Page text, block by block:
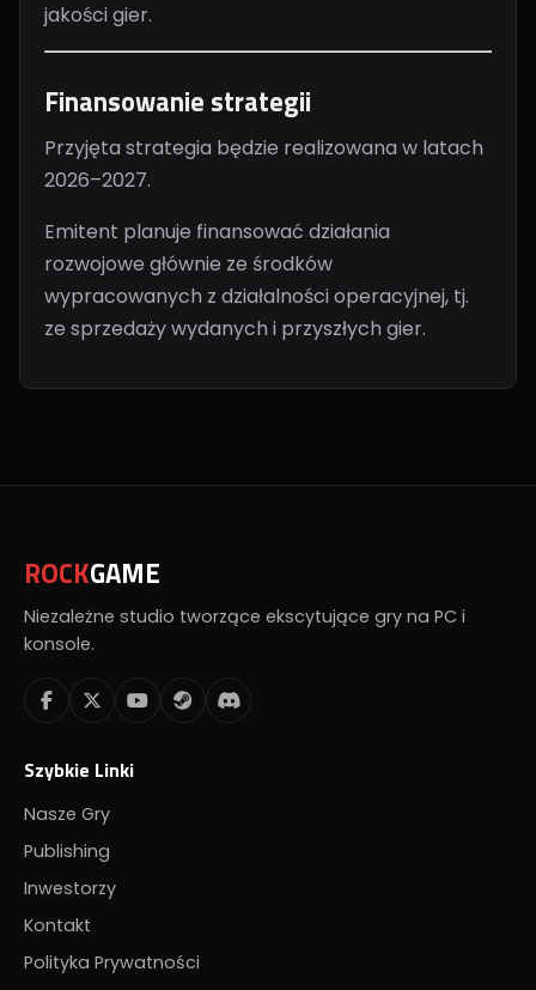
jakości gier.
Finansowanie strategii
Przyjęta strategia będzie realizowana w latach
2026–2027.
Emitent planuje finansować działania
rozwojowe głównie ze środków
wypracowanych z działalności operacyjnej, tj.
ze sprzedaży wydanych i przyszłych gier.
ROCKGAME
Niezależne studio tworzące ekscytujące gry na PC i
konsole.
Szybkie Linki
Nasze Gry
Publishing
Inwestorzy
Kontakt
Polityka Prywatności